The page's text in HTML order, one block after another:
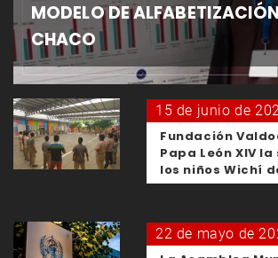
MODELO DE
CHACO
15 de junio de
Fundación
Papa León XIV
los niños Wichí
22 de mayo de